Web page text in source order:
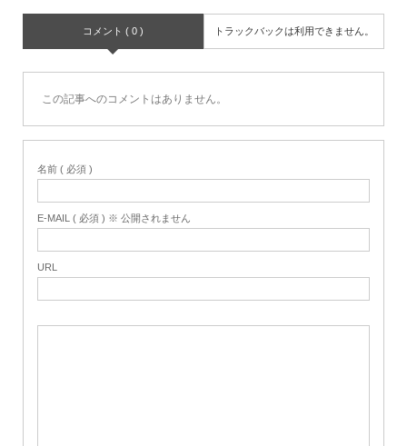
コメント ( 0 ) トラックバックは利用できません。
この記事へのコメントはありません。
名前 ( 必須 )
E-MAIL ( 必須 ) ※ 公開されません
URL